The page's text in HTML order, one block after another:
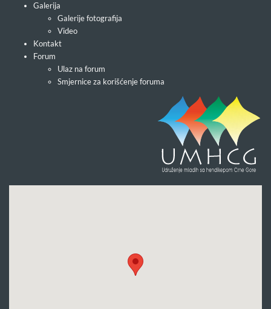
Galerija
Galerije fotografija
Video
Kontakt
Forum
Ulaz na forum
Smjernice za korišćenje foruma